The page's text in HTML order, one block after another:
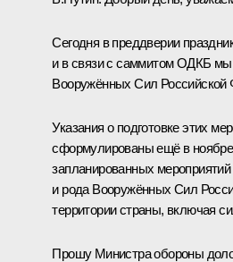
Сегодня в преддверии
и в связи с саммитомОДКБ мы
Вооружённых Сил Российской
Указания о подготовке этих
сформулированы ещё в
запланированных
и рода Вооружённых Сил
территории страны, включая
Прошу Министра обороны